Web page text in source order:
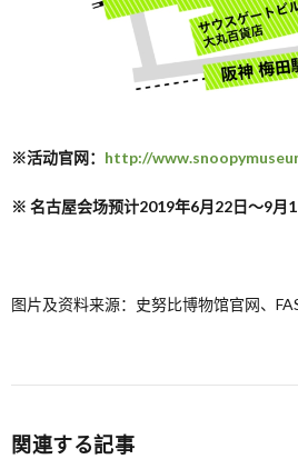
※活动官网： http://
※ 名古屋会场预计2019年6月22日～9月1
图片及资料来源：史努比博物馆官网、
関連する記事